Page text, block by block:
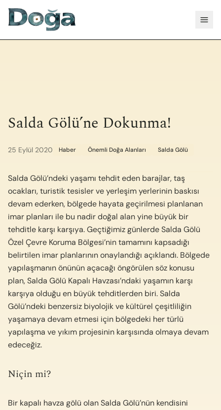
Salda Gölü’ne Dokunma!
25 Eylül 2020 Haber Önemli Doğa Alanları Salda Gölü
Salda Gölü’ndeki yaşamı tehdit eden barajlar, taş
ocakları, turistik tesisler ve yerleşim yerlerinin baskısı
devam ederken, bölgede hayata geçirilmesi planlanan
imar planları ile bu nadir doğal alan yine büyük bir
tehditle karşı karşıya. Geçtiğimiz günlerde Salda Gölü
Özel Çevre Koruma Bölgesi’nin tamamını kapsadığı
belirtilen imar planlarının onaylandığı açıklandı. Bölgede
yapılaşmanın önünün açacağı öngörülen söz konusu
plan, Salda Gölü Kapalı Havzası’ndaki yaşamın karşı
karşıya olduğu en büyük tehditlerden biri. Salda
Gölü’ndeki benzersiz biyolojik ve kültürel çeşitliliğin
yaşamaya devam etmesi için bölgedeki her türlü
yapılaşma ve yıkım projesinin karşısında olmaya devam
edeceğiz.
Niçin mi?
Bir kapalı havza gölü olan Salda Gölü’nün kendisini